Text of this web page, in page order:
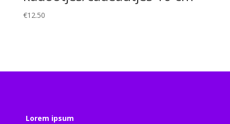
€12.50
Lorem ipsum